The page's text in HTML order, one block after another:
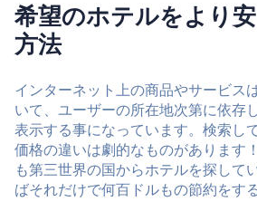
希望のホテルをより
方法
インターネット上の商品やサービス
いて、ユーザーの所在地次第に依存
表示する事になっています。検索し
価格の違いは劇的なものがあります
も第三世界の国からホテルを探して
ばそれだけで何百ドルもの節約をす